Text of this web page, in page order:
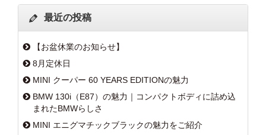
最近の投稿
【お盆休業のお知らせ】
8月定休日
MINI クーパー 60 YEARS EDITIONの魅力
BMW 130i（E87）の魅力｜コンパクトボディに詰め込
まれたBMWらしさ
MINI エニグマチックブラックの魅力をご紹介